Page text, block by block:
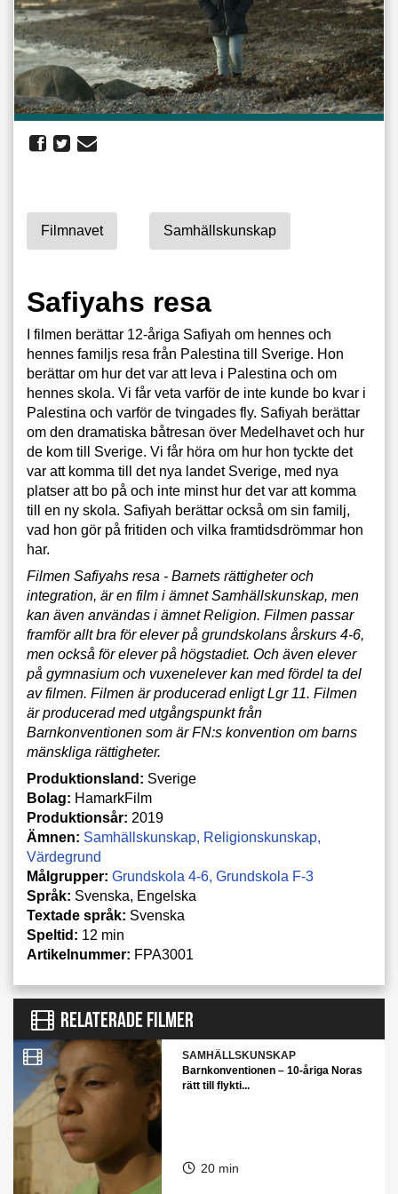
Filmnavet Samhällskunskap
Safiyahs resa
I filmen berättar 12-åriga Safiyah om hennes och
hennes familjs resa från Palestina till Sverige. Hon
berättar om hur det var att leva i Palestina och om
hennes skola. Vi får veta varför de inte kunde bo kvar i
Palestina och varför de tvingades fly. Safiyah berättar
om den dramatiska båtresan över Medelhavet och hur
de kom till Sverige. Vi får höra om hur hon tyckte det
var att komma till det nya landet Sverige, med nya
platser att bo på och inte minst hur det var att komma
till en ny skola. Safiyah berättar också om sin familj,
vad hon gör på fritiden och vilka framtidsdrömmar hon
har.
Filmen Safiyahs resa - Barnets rättigheter och
integration, är en film i ämnet Samhällskunskap, men
kan även användas i ämnet Religion. Filmen passar
framför allt bra för elever på grundskolans årskurs 4-6,
men också för elever på högstadiet. Och även elever
på gymnasium och vuxenelever kan med fördel ta del
av filmen. Filmen är producerad enligt Lgr 11. Filmen
är producerad med utgångspunkt från
Barnkonventionen som är FN:s konvention om barns
mänskliga rättigheter.
Produktionsland: Sverige
Bolag: HamarkFilm
Produktionsår: 2019
Ämnen: Samhällskunskap Religionskunskap
Värdegrund
Målgrupper: Grundskola 4-6 Grundskola F-3
Språk: Svenska, Engelska
Textade språk: Svenska
Speltid: 12 min
Artikelnummer: FPA3001
RELATERADE FILMER
SAMHÄLLSKUNSKAP
Barnkonventionen – 10-åriga Noras
rätt till flykti...
20 min